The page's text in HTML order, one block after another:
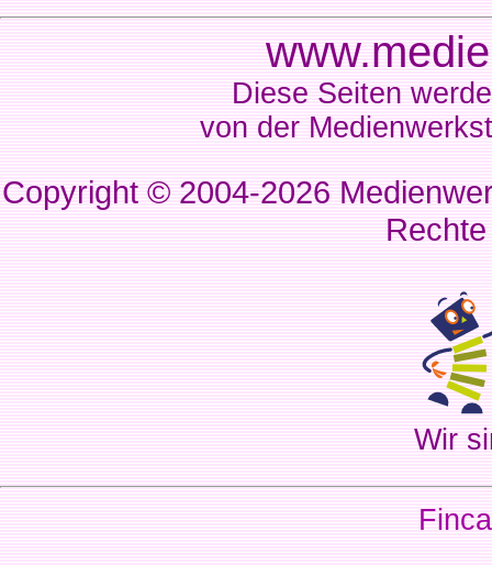
Diese Seiten
von der
Copyright © 2004-2026
Wir